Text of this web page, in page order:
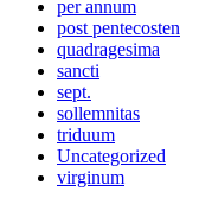
per annum
post pentecosten
quadragesima
sancti
sept.
sollemnitas
triduum
Uncategorized
virginum